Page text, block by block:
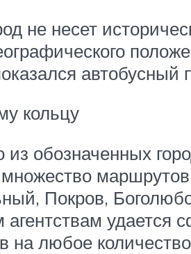
не несет
кольцу
из обозначенных
Покров,
агентствам удается
на любое